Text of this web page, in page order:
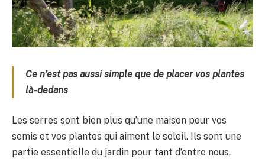
Ce n’est pas aussi simple que de placer vos plantes
là-dedans
Les serres sont bien plus qu’une maison pour vos
semis et vos plantes qui aiment le soleil. Ils sont une
partie essentielle du jardin pour tant d’entre nous,